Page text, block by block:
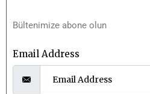
Bültenimize abone olun
Email Address